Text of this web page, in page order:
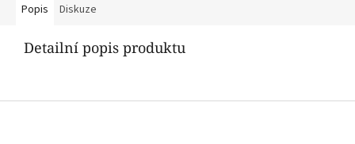
Popis
Diskuze
Detailní popis produktu
Z